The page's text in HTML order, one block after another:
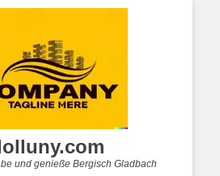
und genieße Bergisch Gladbach